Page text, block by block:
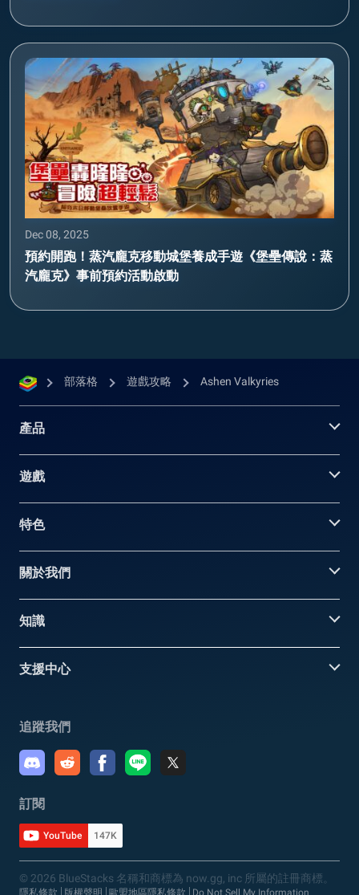
Dec 08, 2025
預約開跑！蒸汽龐克移動城堡養成手遊《堡壘傳說：蒸
汽龐克》事前預約活動啟動
部落格 遊戲攻略 Ashen Valkyries
產品
遊戲
特色
關於我們
知識
支援中心
追蹤我們
訂閱
YouTube 147K
© 2026 BlueStacks 名稱和商標為 now.gg, inc 所屬的註冊商標。
隱私條款 版權聲明 歐盟地區隱私條款 Do Not Sell My Information